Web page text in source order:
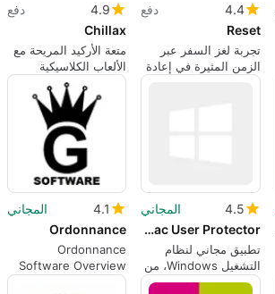
4.4
دفع
Reset
تجربة لغز السفر عبر
الزمن المثيرة في إعادة
الضبط
4.9
دفع
Chillax
متعة الأركيد المريحة مع
الألعاب الكلاسيكية
4.5
المجاني
Infofac User Protector
تطبيق مجاني لنظام
التشغيل Windows، من
تطوير Infofac.
4.1
المجاني
Ordonnance
Ordonnance
Software Overview